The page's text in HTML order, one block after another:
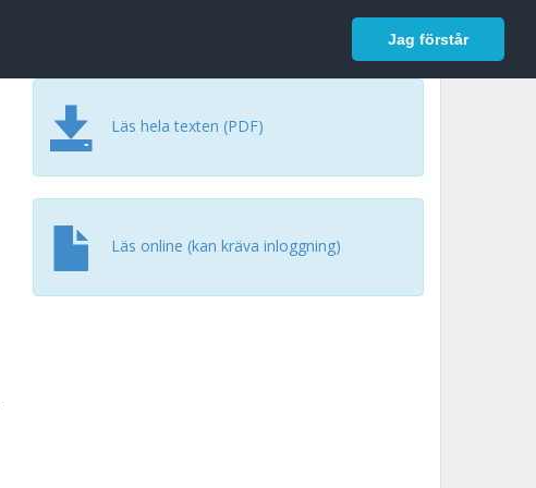
Jag förstår
Logga in
Läs hela texten (PDF)
Läs online (kan kräva inloggning)